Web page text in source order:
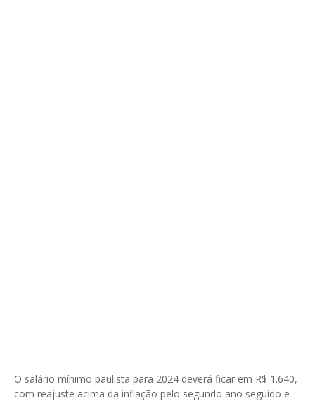
O salário mínimo paulista para 2024 deverá ficar em R$ 1.640,
com reajuste acima da inflação pelo segundo ano seguido e